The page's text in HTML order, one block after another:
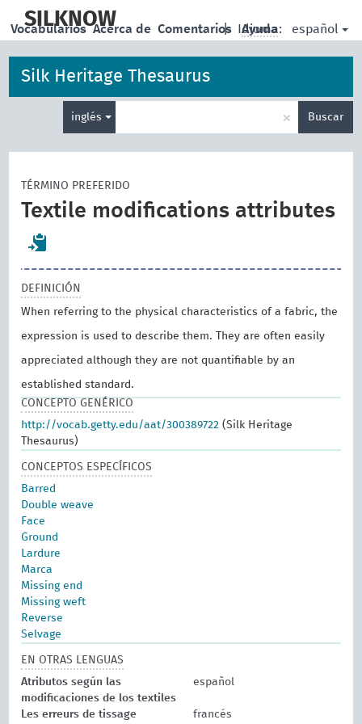
main
SILKNOW | Idioma: español
Vocabularios Acerca de Comentarios Ayuda
Silk Heritage Thesaurus
inglés × Buscar
TÉRMINO PREFERIDO
Textile modifications attributes
DEFINICIÓN
When referring to the physical characteristics of a fabric, the
expression is used to describe them. They are often easily
appreciated although they are not quantifiable by an
established standard.
CONCEPTO GENÉRICO
http://vocab.getty.edu/aat/300389722 (Silk Heritage
Thesaurus)
CONCEPTOS ESPECÍFICOS
Barred
Double weave
Face
Ground
Lardure
Marca
Missing end
Missing weft
Reverse
Selvage
EN OTRAS LENGUAS
Atributos según las
modificaciones de los textiles
español
Les erreurs de tissage francés